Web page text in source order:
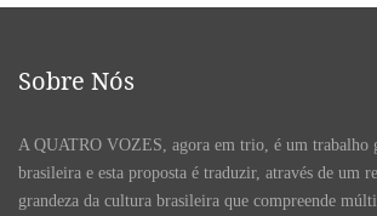
Sobre Nós
A QUATRO VOZES, agora em trio, é um trabalho
brasileira e esta proposta é traduzir, através de um
grandeza da cultura brasileira que compreende